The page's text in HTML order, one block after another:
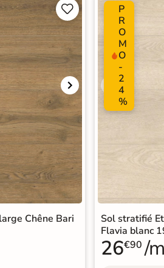


Chêne Bari
P
R
O
M
O
-
2
4
%
Sol stratifié
Flavia blanc
26€90 /